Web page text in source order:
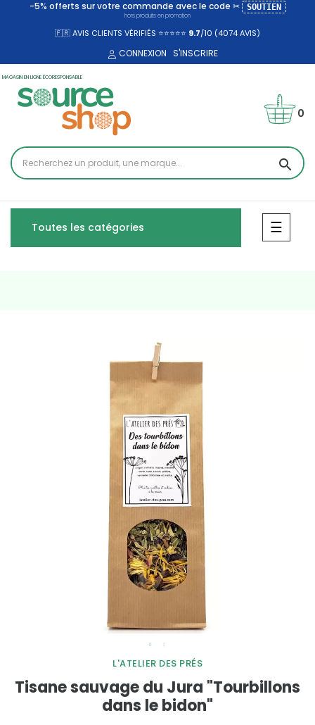
-5% offerts sur votre commande avec le code ✂ SOUTIEN
hors produits en promotion
🇫🇷 AVIS CLIENTS VÉRIFIÉS ⭐⭐⭐⭐⭐ 9.7/10 (4074AVIS)
CONNEXION S'INSCRIRE
MAGASIN EN LIGNE ÉCORESPONSABLE
search
0
Toutes les catégories ☰
L'ATELIER DES PRÉS
Tisane sauvage du Jura "Tourbillons
dans le bidon"